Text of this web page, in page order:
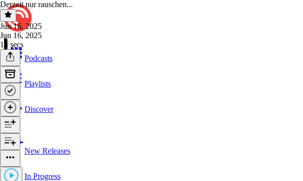
Podcasts
Playlists
Discover
New Releases
In Progress
Derzeit nur rauschen...
Jun 16, 2025
Jun 16, 2025
14 secs